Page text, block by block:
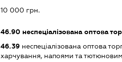
10 000 грн.
46.90неспеціалізована оптова
46.39неспеціалізована оптова
харчування, напоями та